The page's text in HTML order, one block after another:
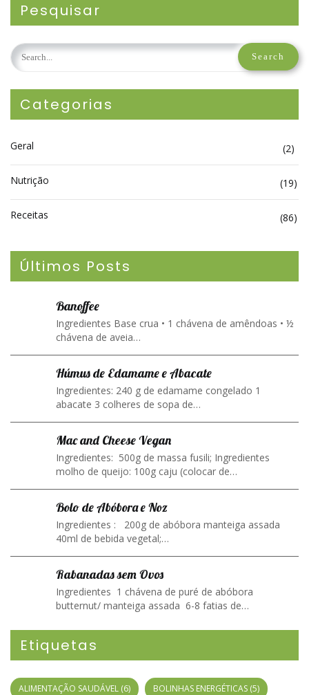
Pesquisar
Categorias
Geral (2)
Nutrição (19)
Receitas (86)
Últimos Posts
Banoffee
Ingredientes Base crua • 1 chávena de amêndoas • ½
chávena de aveia…
Húmus de Edamame e Abacate
Ingredientes: 240 g de edamame congelado 1
abacate 3 colheres de sopa de…
Mac and Cheese Vegan
Ingredientes: 500g de massa fusili; Ingredientes
molho de queijo: 100g caju (colocar de…
Bolo de Abóbora e Noz
Ingredientes : 200g de abóbora manteiga assada
40ml de bebida vegetal;…
Rabanadas sem Ovos
Ingredientes 1 chávena de puré de abóbora
butternut/ manteiga assada 6-8 fatias de…
Etiquetas
ALIMENTAÇÃO SAUDÁVEL (6) BOLINHAS ENERGÉTICAS (5)